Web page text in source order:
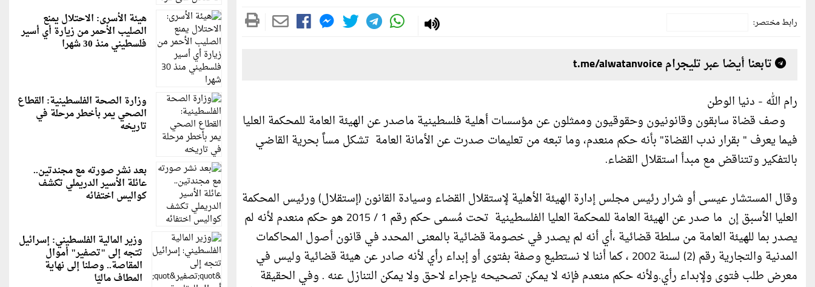
رابط مختصر:
تابعنا أيضا عبر تليجرام t.me/alwatanvoice
رام الله - دنيا الوطن
وصف قضاة سابقون وقانونيون وحقوقيون وممثلون عن مؤسسات أهلية فلسطينية ماصدر عن الهيئة العامة للمحكمة العليا
فيما يعرف " بقرار ندب القضاة" بأنه حكم منعدم، وما تبعه من تعليمات صدرت عن الأمانة العامة تشكل مساً بحرية القاضي
بالتفكير وتتناقض مع مبدأ استقلال القضاء.
وقال المستشار عيسى أو شرار رئيس مجلس إدارة الهيئة الأهلية لإستقلال القضاء وسيادة القانون (إستقلال) ورئيس المحكمة
العليا الأسبق إن ما صدر عن الهيئة العامة للمحكمة العليا الفلسطينية تحت مُسمى حكم رقم 1 / 2015 هو حكم منعدم لأنه لم
يصدر بما للهيئة العامة من سلطة قضائية ،أي أنه لم يصدر في خصومة قضائية بالمعنى المحدد في قانون أصول المحاكمات
المدنية والتجارية رقم (2) لسنة 2002 ، كما أننا لا نستطيع وصفة بفتوى أو إبداء رأي لأنه صادر عن هيئة قضائية وليس في
معرض طلب فتوى ولإبداء رأي.ولأنه حكم منعدم فإنه لا يمكن تصحيحه بإجراء لاحق ولا يمكن التنازل عنه . وفي الحقيقة
هيئة الأسرى: الاحتلال يمنع
الصليب الأحمر من زيارة أي أسير
فلسطيني منذ 30 شهرا
وزارة الصحة الفلسطينية: القطاع
الصحي يمر بأخطر مرحلة في
تاريخه
بعد نشر صورته مع مجندتين..
عائلة الأسير الدريملي تكشف
كواليس اختفائه
وزير المالية الفلسطيني: إسرائيل
تتجه إلى "تصفير" أموال
المقاصة.. وصلنا إلى نهاية
المطاف ماليًا